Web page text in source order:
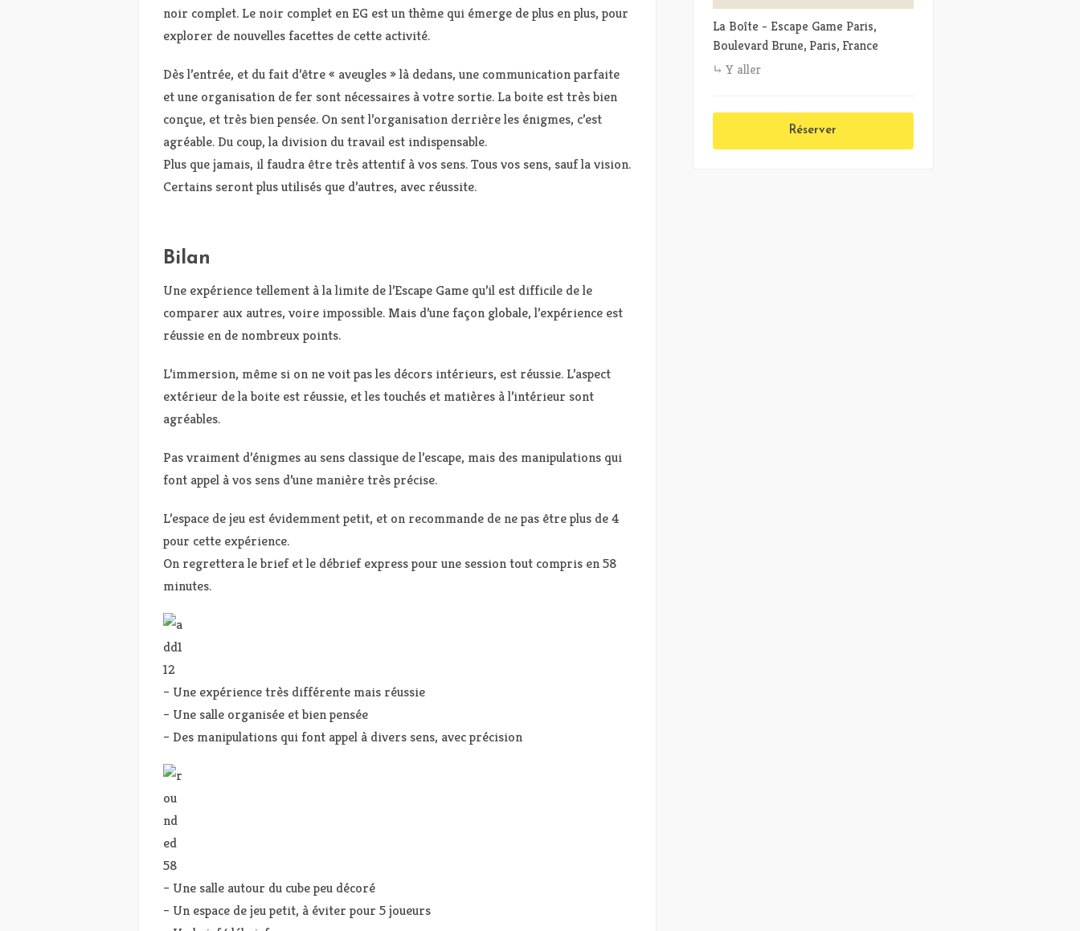
noir complet. Le noir complet en EG est un thème qui émerge de plus en plus, pour
explorer de nouvelles facettes de cette activité.
Dès l’entrée, et du fait d’être « aveugles » là dedans, une communication parfaite
et une organisation de fer sont nécessaires à votre sortie. La boite est très bien
conçue, et très bien pensée. On sent l’organisation derrière les énigmes, c’est
agréable. Du coup, la division du travail est indispensable.
Plus que jamais, il faudra être très attentif à vos sens. Tous vos sens, sauf la vision.
Certains seront plus utilisés que d’autres, avec réussite.
Bilan
Une expérience tellement à la limite de l’Escape Game qu’il est difficile de le
comparer aux autres, voire impossible. Mais d’une façon globale, l’expérience est
réussie en de nombreux points.
L’immersion, même si on ne voit pas les décors intérieurs, est réussie. L’aspect
extérieur de la boite est réussie, et les touchés et matières à l’intérieur sont
agréables.
Pas vraiment d’énigmes au sens classique de l’escape, mais des manipulations qui
font appel à vos sens d’une manière très précise.
L’espace de jeu est évidemment petit, et on recommande de ne pas être plus de 4
pour cette expérience.
On regrettera le brief et le débrief express pour une session tout compris en 58
minutes.
– Une expérience très différente mais réussie
– Une salle organisée et bien pensée
– Des manipulations qui font appel à divers sens, avec précision
– Une salle autour du cube peu décoré
– Un espace de jeu petit, à éviter pour 5 joueurs
La Boîte - Escape Game Paris,
Boulevard Brune, Paris, France
Y aller
Réserver